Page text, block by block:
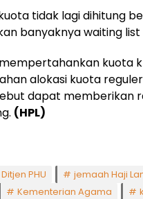
tidak lagi dihitung
banyaknya waiting list
kuota
alokasi kuota
dapat memberikan
(HPL)
Ditjen PHU jemaah Haji
Kementerian Agama